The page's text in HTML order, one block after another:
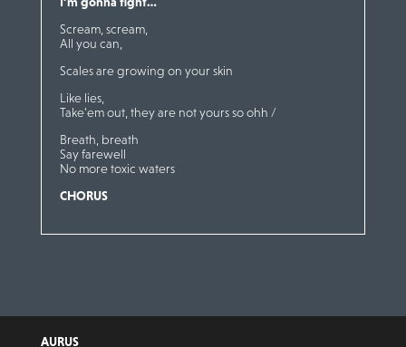
Scream, scream,
All you can,
Scales are growing on your skin
Like lies,
Take’em out, they are not yours so ohh /
Breath, breath
Say farewell
No more toxic waters
CHORUS
AURUS